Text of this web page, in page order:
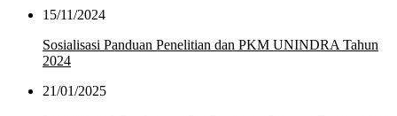
15/11/2024
Sosialisasi Panduan Penelitian dan PKM UNINDRA Tahun
2024
21/01/2025